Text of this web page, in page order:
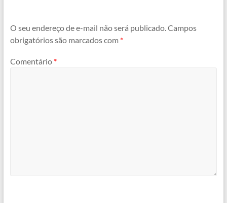
O seu endereço de e-mail não será publicado.Campos
obrigatórios são marcados com *
Comentário *